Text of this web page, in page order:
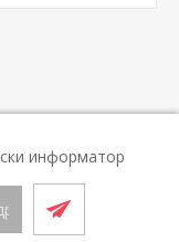
информатор